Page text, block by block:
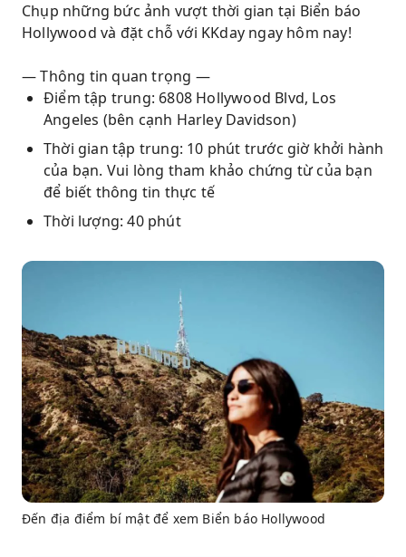
Chụp những bức ảnh vượt thời gian tại Biển báo
Hollywood và đặt chỗ với KKday ngay hôm nay!
— Thông tin quan trọng —
Điểm tập trung: 6808 Hollywood Blvd, Los
Angeles (bên cạnh Harley Davidson)
Thời gian tập trung: 10 phút trước giờ khởi hành
của bạn. Vui lòng tham khảo chứng từ của bạn
để biết thông tin thực tế
Thời lượng: 40 phút
Đến địa điểm bí mật để xem Biển báo Hollywood